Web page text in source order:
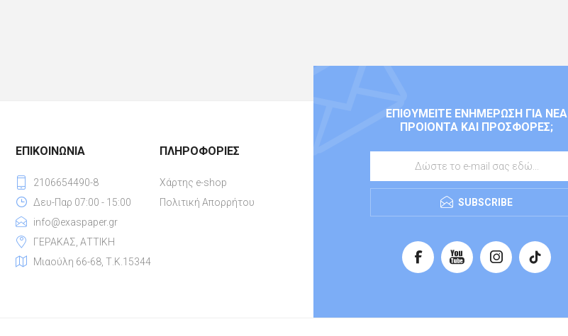
ΕΠΙΘΥΜΕΊΤΕ ΕΝΗΜΈΡΩΣΗ ΓΙΑ ΝΈΑ
ΠΡΟΙΌΝΤΑ ΚΑΙ ΠΡΟΣΦΟΡΈΣ;
SUBSCRIBE
ΕΠΙΚΟΙΝΩΝΊΑ
2106654490-8
Δευ-Παρ 07:00 - 15:00
info@exaspaper.gr
ΓΕΡΑΚΑΣ, ΑΤΤΙΚΗ
Μιαούλη 66-68, Τ.Κ.15344
ΠΛΗΡΟΦΟΡΊΕΣ
Χάρτης e-shop
Πολιτική Απορρήτου